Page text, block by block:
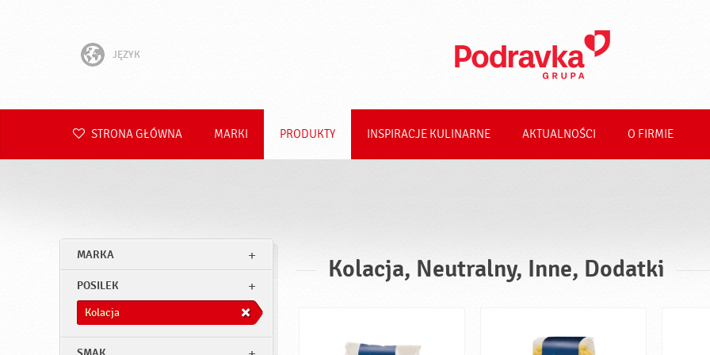
JĘZYK
Hrvatski
Română
Deutsch
STRONA GŁÓWNA MARKI PRODUKTY INSPIRACJE KULINARNE AKTUALNOŚCI O FIRMIE
MARKA
POSILEK
Kolacja
Kolacja, Neutralny, Inne, Dodatki